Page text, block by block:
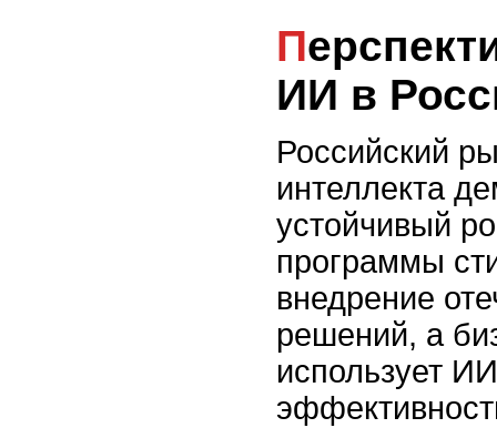
Перспективы развития
ИИ в
Российский
интеллекта
устойчивый
программы
внедрение
решений, а
использует